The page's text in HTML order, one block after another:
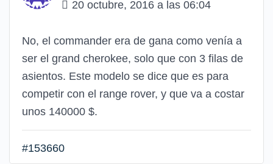
20 octubre, 2016 a las 06:04
No, el commander era de gana como venía a
ser el grand cherokee, solo que con 3 filas de
asientos. Este modelo se dice que es para
competir con el range rover, y que va a costar
unos 140000 $.
#153660